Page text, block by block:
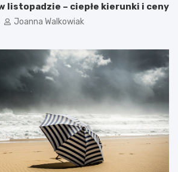
listopadzie – ciepłe kierunki i ceny
Joanna Walkowiak